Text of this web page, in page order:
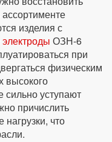
изделия с
ОЗН-6
при
физическим
высокого
сильно уступают
причислить
что